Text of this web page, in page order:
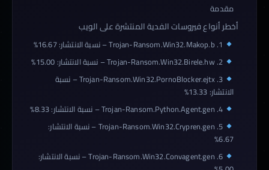
مقدمة
أخطر أنواع فيروسات الفدية المنتشرة على الويب
3. Trojan-Ransom.Win32.PornoBlocker.ejtx – نسبة
الانتشار: 13.33%
5. Trojan-Ransom.Win32.Crypren.gen – نسبة الانتشار:
6.67%
6. Trojan-Ransom.Win32.Convagent.gen – نسبة الانتشار: